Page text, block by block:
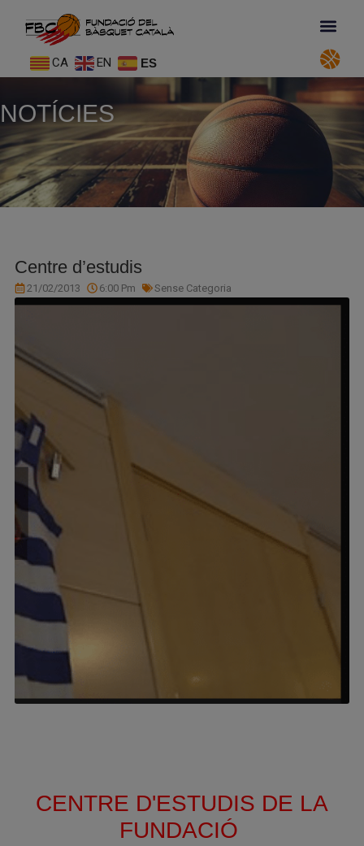
CA EN ES
NOTÍCIES
Centre d’estudis
21/02/2013 6:00 Pm Sense Categoria
CENTRE D'ESTUDIS DE LA
FUNDACIÓ